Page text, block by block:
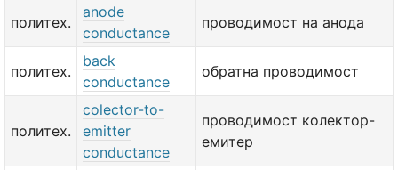
политех.
anode
conductance
проводимост на анода
политех.
back
conductance
обратна проводимост
политех.
colector-to-
emitter
conductance
проводимост колектор-
емитер